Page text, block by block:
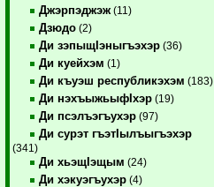
Джэрпэджэж (11)
Дзюдо (2)
Ди зэпыщIэныгъэхэр (36)
Ди куейхэм (1)
Ди къуэш республикэхэм (183)
Ди нэхъыжьыфIхэр (19)
Ди псэлъэгъухэр (97)
Ди сурэт гъэтIылъыгъэхэр
(341)
Ди хьэщIэщым (24)
Ди хэкуэгъухэр (4)